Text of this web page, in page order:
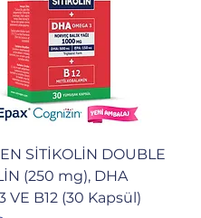
SİTİKOLİN DOUBLE
(250 mg), DHA
VE B12 (30 Kapsül)